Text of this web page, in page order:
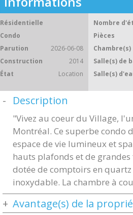
Résidentielle
Condo
Parution
2026-06-08
Construction
2014
État
Location
Nombre
Pièces
Chambre(s)
Salle(s) de
Salle(s)
Description
"Vivez au coeur du Village,
Montréal. Ce superbe condo
espace de vie lumineux et
hauts plafonds et de
dotée de comptoirs en
inoxydable. La chambre à
Avantage(s) de la